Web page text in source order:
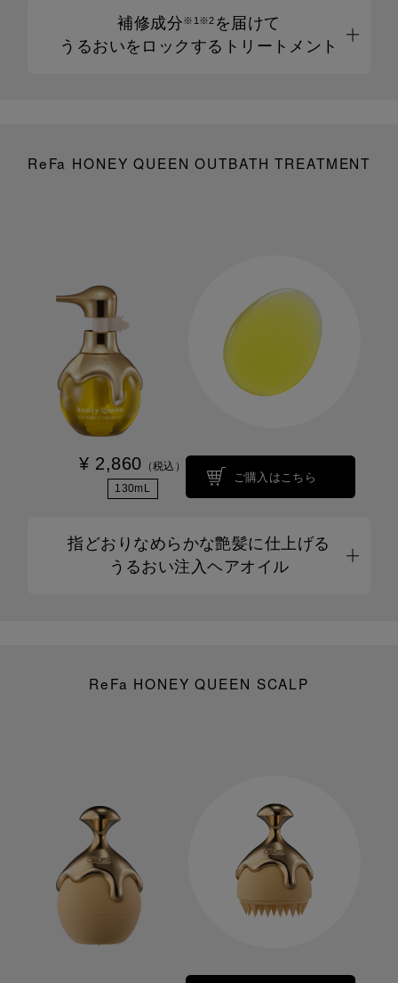
補修成分※1※2 を届けて
うるおいをロックするトリートメント
ReFa HONEY QUEEN OUTBATH TREATMENT
¥ 2,860 （税込）
130mL
ご購入はこちら
指どおりなめらかな艶髪に仕上げる
うるおい注入ヘアオイル
ReFa HONEY QUEEN SCALP